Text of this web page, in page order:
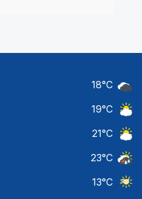
18°C
19°C
21°C
23°C
13°C